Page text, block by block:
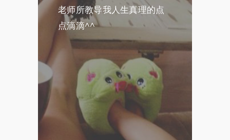
老师所教导我人生真理的点
点滴滴^^